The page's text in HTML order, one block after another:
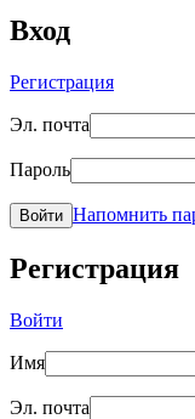
Вход
Регистрация
Эл. почта
Пароль
Войти Напомнить
Регистрация
Войти
Имя
Эл. почта